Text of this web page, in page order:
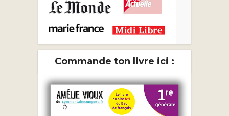
Commande ton livre ici :